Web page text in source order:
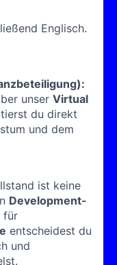
Englisch.
unser Virtual
du direkt
und dem
ist keine
Development-
für
entscheidest du
und